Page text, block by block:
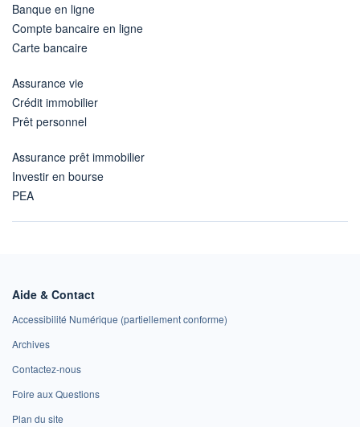
Banque en ligne
Compte bancaire en ligne
Carte bancaire
Assurance vie
Crédit immobilier
Prêt personnel
Assurance prêt immobilier
Investir en bourse
PEA
Aide & Contact
Accessibilité Numérique (partiellement conforme)
Archives
Contactez-nous
Foire aux Questions
Plan du site